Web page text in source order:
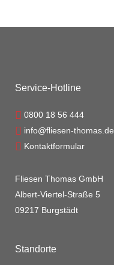
Service-Hotline
0800 18 56 444
info@fliesen-thomas.de
Kontaktformular
Fliesen Thomas GmbH
Albert-Viertel-Straße 5
09217 Burgstädt
Standorte